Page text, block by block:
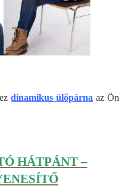
dinamikus ülőpárna az Ön
HÁTPÁNT –